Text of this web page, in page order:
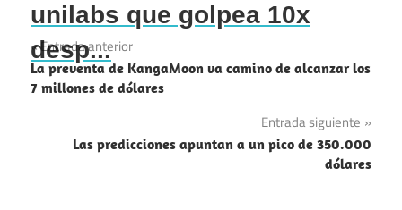
unilabs que golpea 10x
desp...
Navegación
de
Entrada anterior
La preventa de KangaMoon va camino de alcanzar los
7 millones de dólares
Entrada siguiente
Las predicciones apuntan a un pico de 350.000
dólares